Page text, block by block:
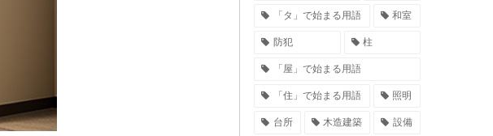
「タ」で始まる用語 和室
防犯 柱
「屋」で始まる用語
「住」で始まる用語 照明
台所 木造建築 設備